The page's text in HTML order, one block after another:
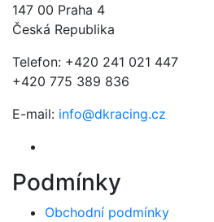
147 00 Praha 4
Česká Republika
Telefon: +420 241 021 447
+420 775 389 836
E-mail: info@dkracing.cz
Podmínky
Obchodní podmínky